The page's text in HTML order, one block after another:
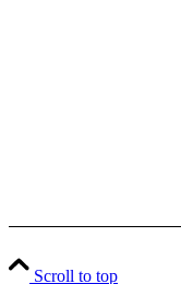
Scroll to top